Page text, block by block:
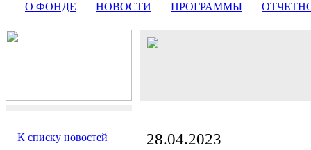
О ФОНДЕ НОВОСТИ ПРОГРАММЫ
К списку новостей
28.04.2023